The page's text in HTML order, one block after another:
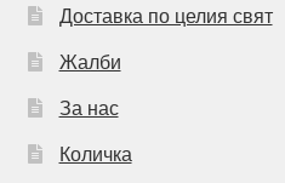
Доставка по целия свят
Жалби
За нас
Количка